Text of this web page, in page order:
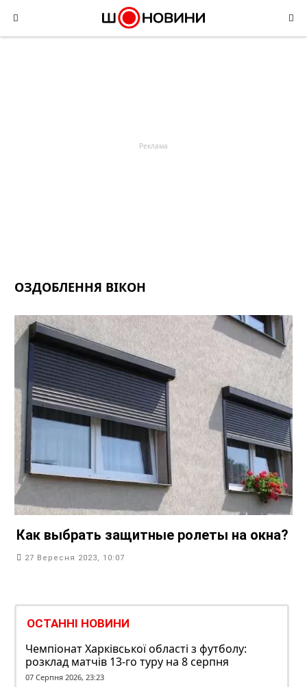
content
ОЗДОБЛЕННЯ ВІКОН
Как выбрать защитные ролеты на окна?
27 Вересня 2023, 10:07
ОСТАННІ НОВИНИ
Чемпіонат Харківської області з футболу:
розклад матчів 13-го туру на 8 серпня
07 Серпня 2026, 23:23